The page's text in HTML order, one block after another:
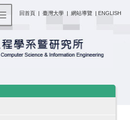
回首頁 | 臺灣大學 | 網站導覽 | ENGLISH
Toggle navigation